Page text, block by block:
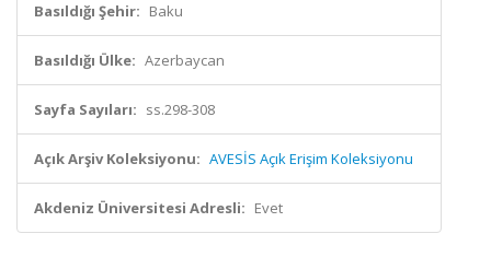
Basıldığı Şehir: Baku
Basıldığı Ülke: Azerbaycan
Sayfa Sayıları: ss.298-308
Açık Arşiv Koleksiyonu: AVESİS Açık Erişim Koleksiyonu
Akdeniz Üniversitesi Adresli: Evet